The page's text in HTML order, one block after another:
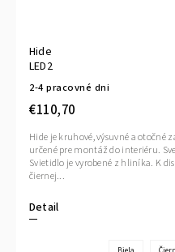
Hide
LED2
2-4 pracovné dni
€110,70
Detail
Hide je kruhové, výsuvné a otočné
určené pre montáž do interiéru.
Svietidlo je vyrobené z hliníka. K
čiernej...